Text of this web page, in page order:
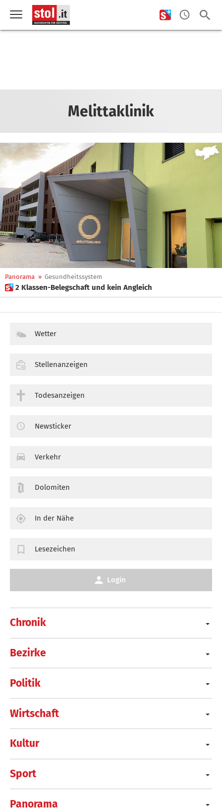
Melittaklinik
Panorama » Gesundheitssystem
 2 Klassen-Belegschaft und kein Angleich
Chronik
Bezirke
Politik
Wirtschaft
Kultur
Sport
Panorama
Wetter
Stellenanzeigen
Todesanzeigen
Newsticker
Verkehr
Dolomiten
In der Nähe
Lesezeichen
Login